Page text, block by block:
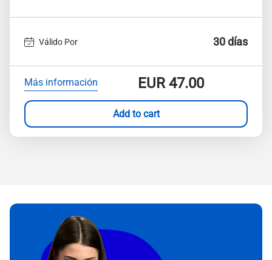
Válido Por 30 días
Más información EUR47.00
Add to cart